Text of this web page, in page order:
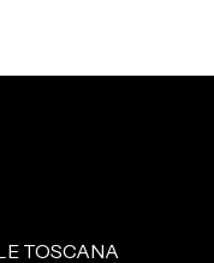
TOSCANA